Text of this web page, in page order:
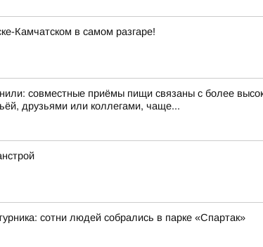
Камчатском в самом разгаре!
совместные приёмы пищи связаны с более
друзьями или коллегами, чаще...
сотни людей собрались в парке «Спартак»